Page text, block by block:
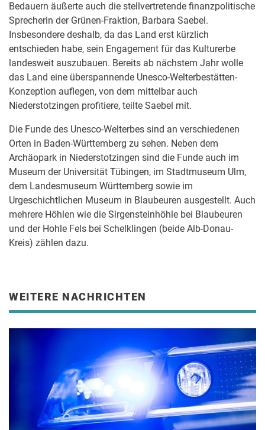
Bedauern äußerte auch die stellvertretende finanzpolitische
Sprecherin der Grünen-Fraktion, Barbara Saebel.
Insbesondere deshalb, da das Land erst kürzlich
entschieden habe, sein Engagement für das Kulturerbe
landesweit auszubauen. Bereits ab nächstem Jahr wolle
das Land eine überspannende Unesco-Welterbestätten-
Konzeption auflegen, von dem mittelbar auch
Niederstotzingen profitiere, teilte Saebel mit.
Die Funde des Unesco-Welterbes sind an verschiedenen
Orten in Baden-Württemberg zu sehen. Neben dem
Archäopark in Niederstotzingen sind die Funde auch im
Museum der Universität Tübingen, im Stadtmuseum Ulm,
dem Landesmuseum Württemberg sowie im
Urgeschichtlichen Museum in Blaubeuren ausgestellt. Auch
mehrere Höhlen wie die Sirgensteinhöhle bei Blaubeuren
und der Hohle Fels bei Schelklingen (beide Alb-Donau-
Kreis) zählen dazu.
WEITERE NACHRICHTEN